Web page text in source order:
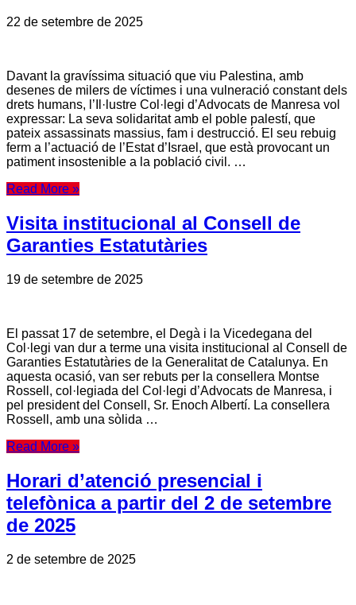
22 de setembre de 2025
Davant la gravíssima situació que viu Palestina, amb
desenes de milers de víctimes i una vulneració constant dels
drets humans, l’Il·lustre Col·legi d’Advocats de Manresa vol
expressar: La seva solidaritat amb el poble palestí, que
pateix assassinats massius, fam i destrucció. El seu rebuig
ferm a l’actuació de l’Estat d’Israel, que està provocant un
patiment insostenible a la població civil. …
Read More »
Visita institucional al Consell de
Garanties Estatutàries
19 de setembre de 2025
El passat 17 de setembre, el Degà i la Vicedegana del
Col·legi van dur a terme una visita institucional al Consell de
Garanties Estatutàries de la Generalitat de Catalunya. En
aquesta ocasió, van ser rebuts per la consellera Montse
Rossell, col·legiada del Col·legi d’Advocats de Manresa, i
pel president del Consell, Sr. Enoch Albertí. La consellera
Rossell, amb una sòlida …
Read More »
Horari d’atenció presencial i
telefònica a partir del 2 de setembre
de 2025
2 de setembre de 2025